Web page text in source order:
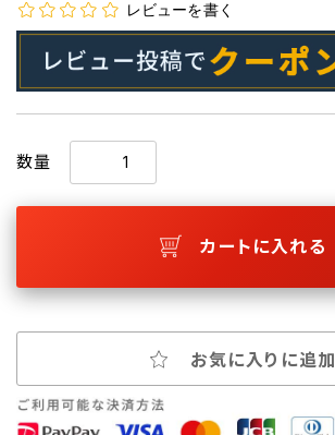
レビューを書く
数量
カートに入れる
お気に入りに追加